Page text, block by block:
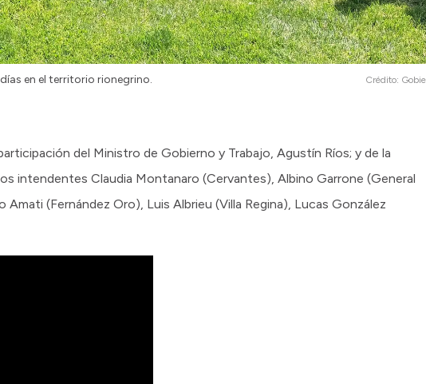
en el territorio rionegrino. Crédito:
del Ministro de Gobierno y Trabajo, Agustín Ríos; y de la
intendentes Claudia Montanaro (Cervantes), Albino Garrone (General
(Fernández Oro), Luis Albrieu (Villa Regina), Lucas González